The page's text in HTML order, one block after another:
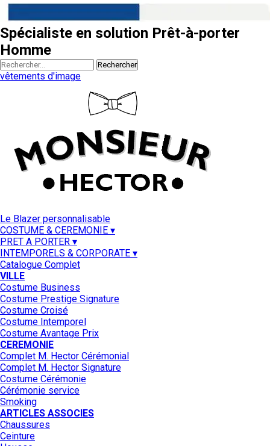
Spécialiste en solution Prêt-à-porter
Homme
Rechercher
vêtements d'image
Le Blazer personnalisable
COSTUME & CEREMONIE ▾
PRET A PORTER ▾
INTEMPORELS & CORPORATE ▾
Catalogue Complet
VILLE
Costume Business
Costume Prestige Signature
Costume Croisé
Costume Intemporel
Costume Avantage Prix
CEREMONIE
Complet M. Hector Cérémonial
Complet M. Hector Signature
Costume Cérémonie
Cérémonie service
Smoking
ARTICLES ASSOCIES
Chaussures
Ceinture